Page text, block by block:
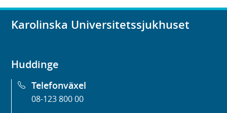
Karolinska Universitetssjukhuset
Huddinge
Telefonväxel
08-123 800 00